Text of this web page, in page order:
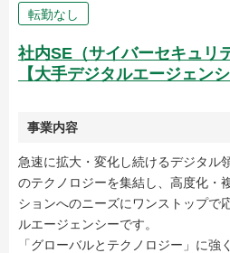
転勤なし
社内SE（サイバーセキュリ
【大手デジタルエージェンシ
事業内容
急速に拡大・変化し続けるデジタル
のテクノロジーを集結し、高度化・
ションへのニーズにワンストップで
ルエージェンシーです。
「グローバルとテクノロジー」に強